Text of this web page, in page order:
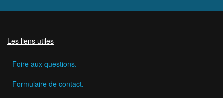
Les liens utiles
Foire aux questions.
Formulaire de contact.